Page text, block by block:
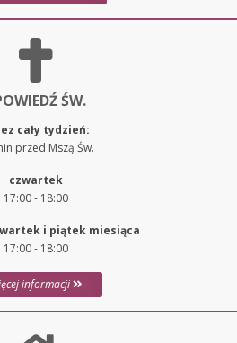
ŚW.
cały tydzień:
przed Mszą Św.
czwartek
17:00 - 18:00
i piątek miesiąca
17:00 - 18:00
informacji